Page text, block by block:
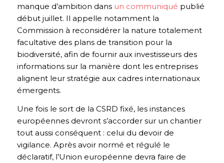
manque d’ambition dans un communiqué publié
début juillet. Il appelle notamment la
Commission à reconsidérer la nature totalement
facultative des plans de transition pour la
biodiversité, afin de fournir aux investisseurs des
informations sur la manière dont les entreprises
alignent leur stratégie aux cadres internationaux
émergents.
Une fois le sort de la CSRD fixé, les instances
européennes devront s’accorder sur un chantier
tout aussi conséquent : celui du devoir de
vigilance. Après avoir normé et régulé le
déclaratif, l’Union européenne devra faire de